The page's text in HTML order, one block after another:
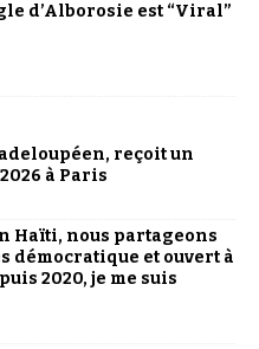
d’Alborosie est “Viral”
reçoit un
à Paris
Haïti, nous partageons
démocratique et ouvert à
2020, je me suis